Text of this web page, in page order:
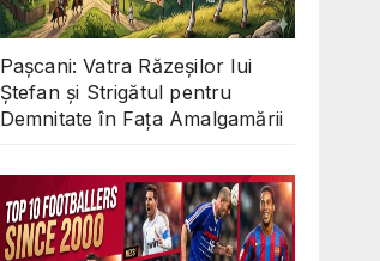
Pașcani: Vatra Răzeșilor lui
Ștefan și Strigătul pentru
Demnitate în Fața Amalgamării